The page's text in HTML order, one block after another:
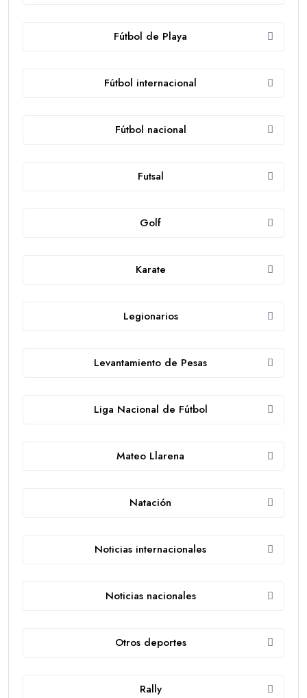
Fútbol de Playa
Fútbol internacional
Fútbol nacional
Futsal
Golf
Karate
Legionarios
Levantamiento de Pesas
Liga Nacional de Fútbol
Mateo Llarena
Natación
Noticias internacionales
Noticias nacionales
Otros deportes
Rally